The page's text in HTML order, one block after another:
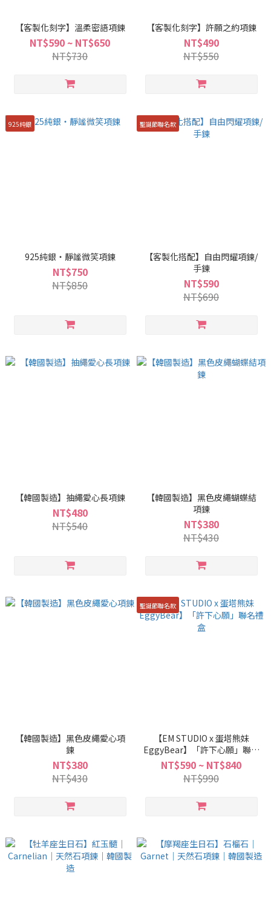
【客製化刻字】溫柔密語項鍊
NT$590 ~ NT$650
NT$730
【客製化刻字】許願之約項鍊
NT$490
NT$550
925純銀
925純銀・靜謐微笑項鍊
NT$750
NT$850
聖誕節聯名款
【客製化搭配】自由閃耀項鍊/
手鍊
NT$590
NT$690
【韓國製造】抽繩愛心長項鍊
NT$480
NT$540
【韓國製造】黑色皮繩蝴蝶結
項鍊
NT$380
NT$430
【韓國製造】黑色皮繩愛心項
鍊
NT$380
NT$430
聖誕節聯名款
【EM STUDIO x 蛋塔熊妹
EggyBear】「許下心願」聯名
禮盒
NT$590 ~ NT$840
NT$990